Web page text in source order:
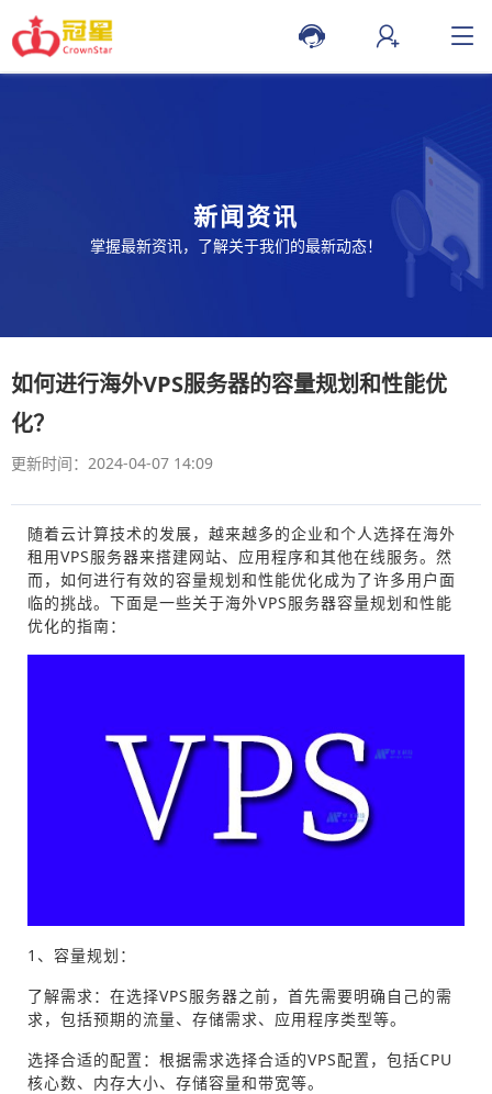
新闻资讯
掌握最新资讯，了解关于我们的最新动态！
如何进行海外VPS服务器的容量规划和性能优
化？
更新时间：2024-04-07 14:09
随着云计算技术的发展，越来越多的企业和个人选择在海外
租用VPS服务器来搭建网站、应用程序和其他在线服务。然
而，如何进行有效的容量规划和性能优化成为了许多用户面
临的挑战。下面是一些关于海外VPS服务器容量规划和性能
优化的指南：
1、容量规划：
了解需求：在选择VPS服务器之前，首先需要明确自己的需
求，包括预期的流量、存储需求、应用程序类型等。
选择合适的配置：根据需求选择合适的VPS配置，包括CPU
核心数、内存大小、存储容量和带宽等。